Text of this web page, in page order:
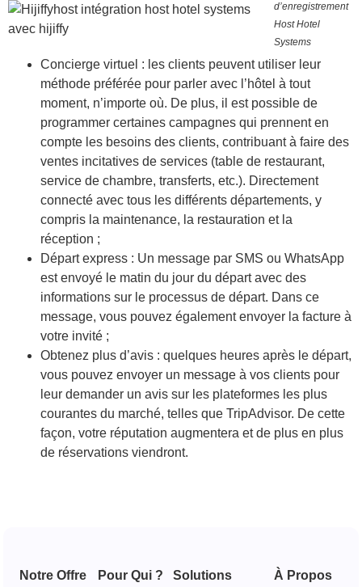
d’enregistrement
Host Hotel
Systems
Concierge virtuel : les clients peuvent utiliser leur
méthode préférée pour parler avec l’hôtel à tout
moment, n’importe où. De plus, il est possible de
programmer certaines campagnes qui prennent en
compte les besoins des clients, contribuant à faire des
ventes incitatives de services (table de restaurant,
service de chambre, transferts, etc.). Directement
connecté avec tous les différents départements, y
compris la maintenance, la restauration et la
réception ;
Départ express : Un message par SMS ou WhatsApp
est envoyé le matin du jour du départ avec des
informations sur le processus de départ. Dans ce
message, vous pouvez également envoyer la facture à
votre invité ;
Obtenez plus d’avis : quelques heures après le départ,
vous pouvez envoyer un message à vos clients pour
leur demander un avis sur les plateformes les plus
courantes du marché, telles que TripAdvisor. De cette
façon, votre réputation augmentera et de plus en plus
de réservations viendront.‍
Notre Offre Pour Qui ? À Propos
Solutions